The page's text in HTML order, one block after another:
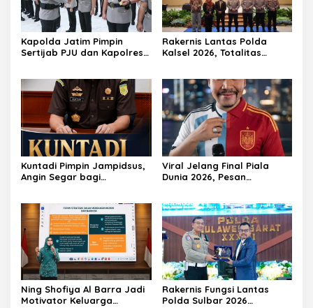
Kapolda Jatim Pimpin
Sertijab PJU dan Kapolres,
Pelayanan Presisi
Rakernis Lantas Polda
Kalsel 2026, Totalitas
Kuntadi Pimpin Jampidsus,
Angin Segar bagi
Viral Jelang Final Piala
Dunia 2026, Pesan
Bukti Doa Satu Pihak Lebih
Dicintai Tuhan
Ning Shofiya Al Barra Jadi
Motivator Keluarga
Rakernis Fungsi Lantas
Polda Sulbar 2026